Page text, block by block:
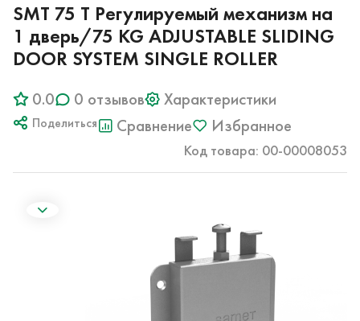
SMT 75 T Регулируемый механизм на
1 дверь/75 KG ADJUSTABLE SLIDING
DOOR SYSTEM SINGLE ROLLER
0.0 0 отзывов Характеристики
Поделиться Сравнение Избранное
Код товара: 00-00008053